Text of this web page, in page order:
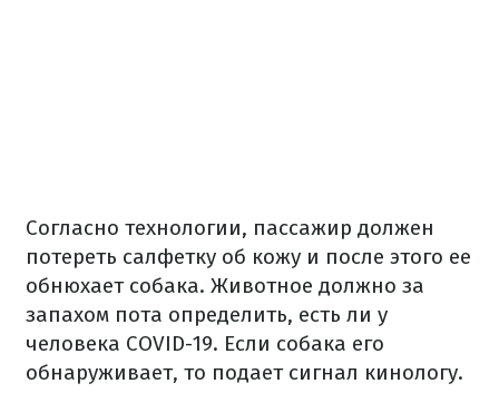
Согласно технологии, пассажир должен
потереть салфетку об кожу и после этого ее
обнюхает собака. Животное должно за
запахом пота определить, есть ли у
человека COVID-19. Если собака его
обнаруживает, то подает сигнал кинологу.